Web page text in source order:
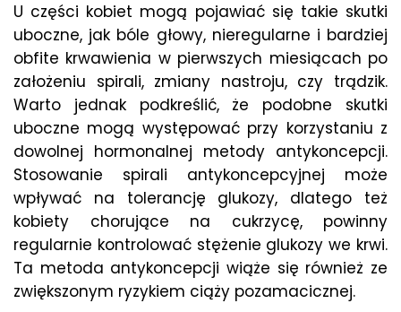
U części kobiet mogą pojawiać się takie skutki
uboczne, jak bóle głowy, nieregularne i bardziej
obfite krwawienia w pierwszych miesiącach po
założeniu spirali, zmiany nastroju, czy trądzik.
Warto jednak podkreślić, że podobne skutki
uboczne mogą występować przy korzystaniu z
dowolnej hormonalnej metody antykoncepcji.
Stosowanie spirali antykoncepcyjnej może
wpływać na tolerancję glukozy, dlatego też
kobiety chorujące na cukrzycę, powinny
regularnie kontrolować stężenie glukozy we krwi.
Ta metoda antykoncepcji wiąże się również ze
zwiększonym ryzykiem ciąży pozamacicznej.